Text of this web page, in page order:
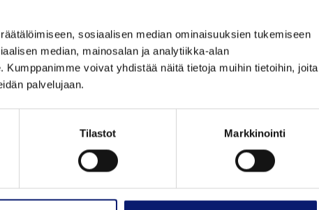
sosiaalisen median ominaisuuksien tukemiseen
median, mainosalan ja analytiikka-alan
voivat yhdistää näitä tietoja muihin tietoihin, joita
palvelujaan.
Tilastot Markkinointi
Ovien lukumäärä
5
Vaihteisto
Käyttövoima
ALV-vähennyskelpoinen